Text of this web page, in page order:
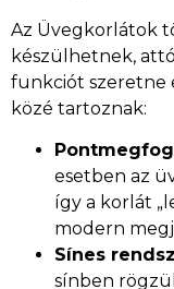
Az Üvegkorlátok
készülhetnek,
funkciót szeretne
közé tartoznak:
esetben az
így a korlát
modern
Sínes
sínben